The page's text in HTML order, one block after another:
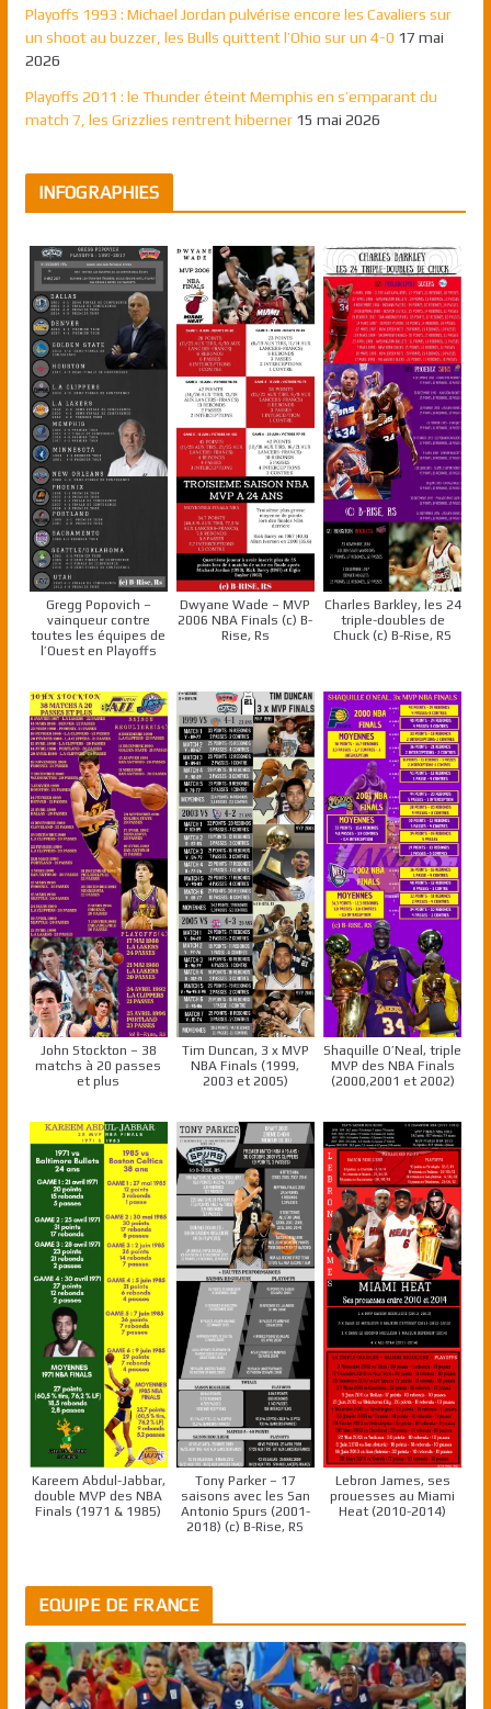
Playoffs 1993 : Michael Jordan pulvérise encore les Cavaliers sur
un shoot au buzzer, les Bulls quittent l’Ohio sur un 4-0 17 mai
2026
Playoffs 2011 : le Thunder éteint Memphis en s’emparant du
match 7, les Grizzlies rentrent hiberner 15 mai 2026
INFOGRAPHIES
Gregg Popovich –
vainqueur contre
toutes les équipes de
l’Ouest en Playoffs
Dwyane Wade – MVP
2006 NBA Finals (c) B-
Rise, Rs
Charles Barkley, les 24
triple-doubles de
Chuck (c) B-Rise, RS
John Stockton – 38
matchs à 20 passes
et plus
Tim Duncan, 3 x MVP
NBA Finals (1999,
2003 et 2005)
Shaquille O’Neal, triple
MVP des NBA Finals
(2000,2001 et 2002)
Kareem Abdul-Jabbar,
double MVP des NBA
Finals (1971 & 1985)
Tony Parker – 17
saisons avec les San
Antonio Spurs (2001-
2018) (c) B-Rise, RS
Lebron James, ses
prouesses au Miami
Heat (2010-2014)
EQUIPE DE FRANCE